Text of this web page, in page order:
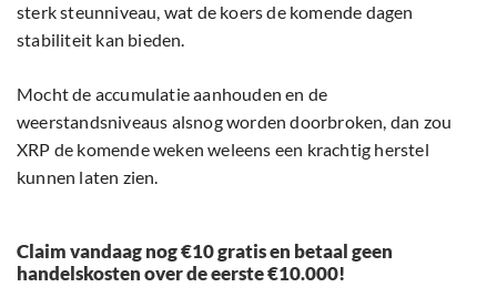
sterk steunniveau, wat de koers de komende dagen
stabiliteit kan bieden.
Mocht de accumulatie aanhouden en de
weerstandsniveaus alsnog worden doorbroken, dan zou
XRP de komende weken weleens een krachtig herstel
kunnen laten zien.
Claim vandaag nog €10 gratis en betaal geen
handelskosten over de eerste €10.000!